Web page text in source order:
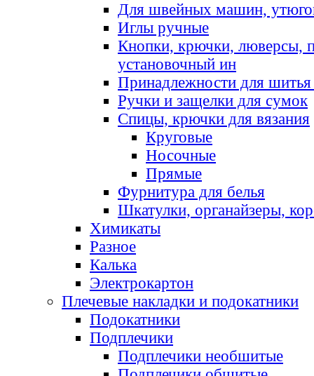
Для швейных машин,
Иглы ручные
Кнопки, крючки, люверсы,
установочный ин
Принадлежности для шитья
Ручки и защелки для сумок
Спицы, крючки для вязания
Круговые
Носочные
Прямые
Фурнитура для белья
Шкатулки, органайзеры,
Химикаты
Разное
Калька
Электрокартон
Плечевые накладки и подокатники
Подокатники
Подплечики
Подплечики необшитые